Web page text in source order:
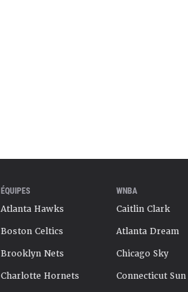
ÉQUIPES
Atlanta Hawks
Boston Celtics
Brooklyn Nets
Charlotte Hornets
WNBA
Caitlin Clark
Atlanta Dream
Chicago Sky
Connecticut Sun